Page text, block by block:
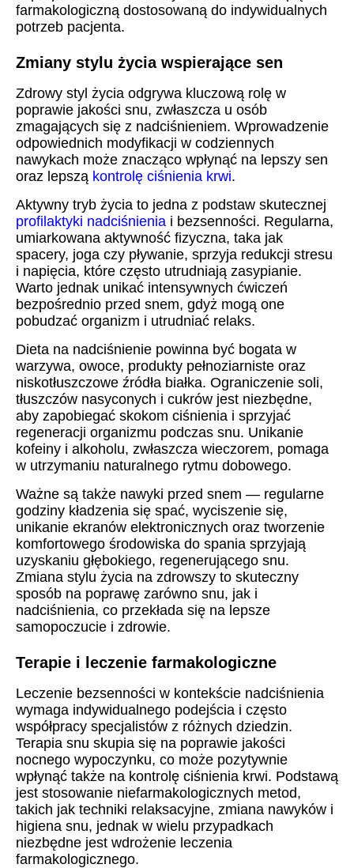
farmakologiczną dostosowaną do indywidualnych
potrzeb pacjenta.
Zmiany stylu życia wspierające sen
Zdrowy styl życia odgrywa kluczową rolę w
poprawie jakości snu, zwłaszcza u osób
zmagających się z nadciśnieniem. Wprowadzenie
odpowiednich modyfikacji w codziennych
nawykach może znacząco wpłynąć na lepszy sen
oraz lepszą kontrolę ciśnienia krwi.
Aktywny tryb życia to jedna z podstaw skutecznej
profilaktyki nadciśnienia i bezsenności. Regularna,
umiarkowana aktywność fizyczna, taka jak
spacery, joga czy pływanie, sprzyja redukcji stresu
i napięcia, które często utrudniają zasypianie.
Warto jednak unikać intensywnych ćwiczeń
bezpośrednio przed snem, gdyż mogą one
pobudzać organizm i utrudniać relaks.
Dieta na nadciśnienie powinna być bogata w
warzywa, owoce, produkty pełnoziarniste oraz
niskotłuszczowe źródła białka. Ograniczenie soli,
tłuszczów nasyconych i cukrów jest niezbędne,
aby zapobiegać skokom ciśnienia i sprzyjać
regeneracji organizmu podczas snu. Unikanie
kofeiny i alkoholu, zwłaszcza wieczorem, pomaga
w utrzymaniu naturalnego rytmu dobowego.
Ważne są także nawyki przed snem — regularne
godziny kładzenia się spać, wyciszenie się,
unikanie ekranów elektronicznych oraz tworzenie
komfortowego środowiska do spania sprzyjają
uzyskaniu głębokiego, regenerującego snu.
Zmiana stylu życia na zdrowszy to skuteczny
sposób na poprawę zarówno snu, jak i
nadciśnienia, co przekłada się na lepsze
samopoczucie i zdrowie.
Terapie i leczenie farmakologiczne
Leczenie bezsenności w kontekście nadciśnienia
wymaga indywidualnego podejścia i często
współpracy specjalistów z różnych dziedzin.
Terapia snu skupia się na poprawie jakości
nocnego wypoczynku, co może pozytywnie
wpłynąć także na kontrolę ciśnienia krwi. Podstawą
jest stosowanie niefarmakologicznych metod,
takich jak techniki relaksacyjne, zmiana nawyków i
higiena snu, jednak w wielu przypadkach
niezbędne jest wdrożenie leczenia
farmakologicznego.